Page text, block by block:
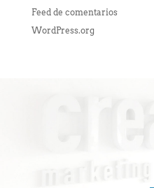
Feed de comentarios
WordPress.org